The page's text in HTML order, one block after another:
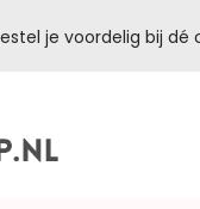
je voordelig bij dé